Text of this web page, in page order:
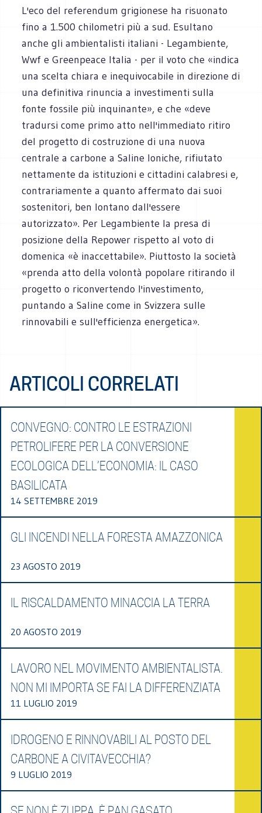
L'eco del referendum grigionese ha risuonato
fino a 1.500 chilometri più a sud. Esultano
anche gli ambientalisti italiani - Legambiente,
Wwf e Greenpeace Italia - per il voto che «indica
una scelta chiara e inequivocabile in direzione di
una definitiva rinuncia a investimenti sulla
fonte fossile più inquinante», e che «deve
tradursi come primo atto nell'immediato ritiro
del progetto di costruzione di una nuova
centrale a carbone a Saline Ioniche, rifiutato
nettamente da istituzioni e cittadini calabresi e,
contrariamente a quanto affermato dai suoi
sostenitori, ben lontano dall'essere
autorizzato». Per Legambiente la presa di
posizione della Repower rispetto al voto di
domenica «è inaccettabile». Piuttosto la società
«prenda atto della volontà popolare ritirando il
progetto o riconvertendo l'investimento,
puntando a Saline come in Svizzera sulle
rinnovabili e sull'efficienza energetica».
ARTICOLI CORRELATI
CONVEGNO: CONTRO LE ESTRAZIONI
PETROLIFERE PER LA CONVERSIONE
ECOLOGICA DELL’ECONOMIA: IL CASO
BASILICATA
14 SETTEMBRE 2019
GLI INCENDI NELLA FORESTA AMAZZONICA
23 AGOSTO 2019
IL RISCALDAMENTO MINACCIA LA TERRA
20 AGOSTO 2019
LAVORO NEL MOVIMENTO AMBIENTALISTA.
NON MI IMPORTA SE FAI LA DIFFERENZIATA
11 LUGLIO 2019
IDROGENO E RINNOVABILI AL POSTO DEL
CARBONE A CIVITAVECCHIA?
9 LUGLIO 2019